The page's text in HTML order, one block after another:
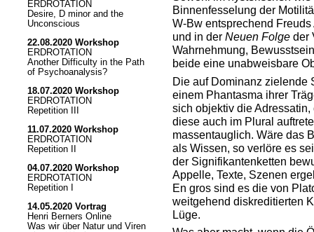
ERDROTATION
Desire, D minor and the
Unconscious
22.08.2020 Workshop
ERDROTATION
Another Difficulty in the Path
of Psychoanalysis?
18.07.2020 Workshop
ERDROTATION
Repetition III
11.07.2020 Workshop
ERDROTATION
Repetition II
04.07.2020 Workshop
ERDROTATION
Repetition I
14.05.2020 Vortrag
Henri Berners Online
Was wir über Natur und Viren
Binnenfesselung der
W-Bw entsprechend
und in derNeuen Folge der
Wahrnehmung,
beide eine unabweisbare
Die auf Dominanz zielende
einem Phantasma ihrer
sich objektiv die
diese auch im Plural
massentauglich. Wäre das
als Wissen, so verlöre es
der Signifikantenketten
Appelle, Texte, Szenen
En gros sind es die von
weitgehend diskreditierten
Lüge.